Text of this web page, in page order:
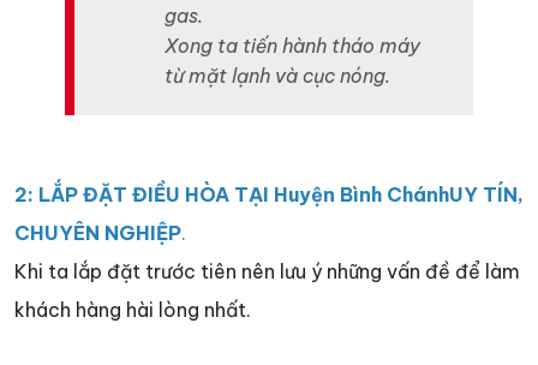
gas.
Xong ta tiến hành tháo máy
từ mặt lạnh và cục nóng.
2: LẮP ĐẶT ĐIỀU HÒA TẠI Huyện Bình ChánhUY TÍN,
CHUYÊN NGHIỆP.
Khi ta lắp đặt trước tiên nên lưu ý những vấn đề để làm
khách hàng hài lòng nhất.